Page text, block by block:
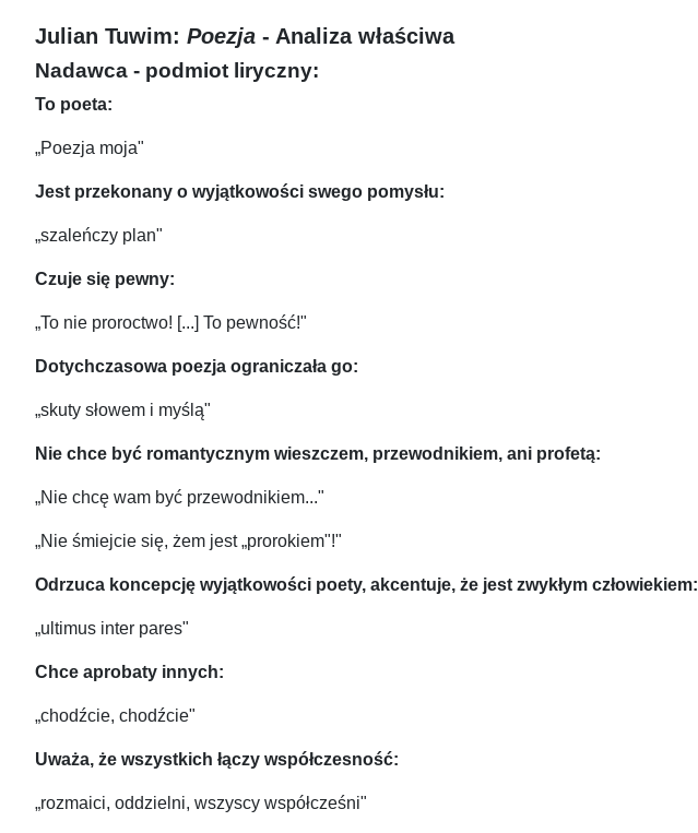
Julian Tuwim: Poezja - Analiza właściwa
Nadawca - podmiot liryczny:
To poeta:
„Poezja moja"
Jest przekonany o wyjątkowości swego pomysłu:
„szaleńczy plan"
Czuje się pewny:
„To nie proroctwo! [...] To pewność!"
Dotychczasowa poezja ograniczała go:
„skuty słowem i myślą"
Nie chce być romantycznym wieszczem, przewodnikiem, ani profetą:
„Nie chcę wam być przewodnikiem..."
„Nie śmiejcie się, żem jest „prorokiem"!"
Odrzuca koncepcję wyjątkowości poety, akcentuje, że jest zwykłym człowiekiem:
„ultimus inter pares"
Chce aprobaty innych:
„chodźcie, chodźcie"
Uważa, że wszystkich łączy współczesność:
„rozmaici, oddzielni, wszyscy współcześni"